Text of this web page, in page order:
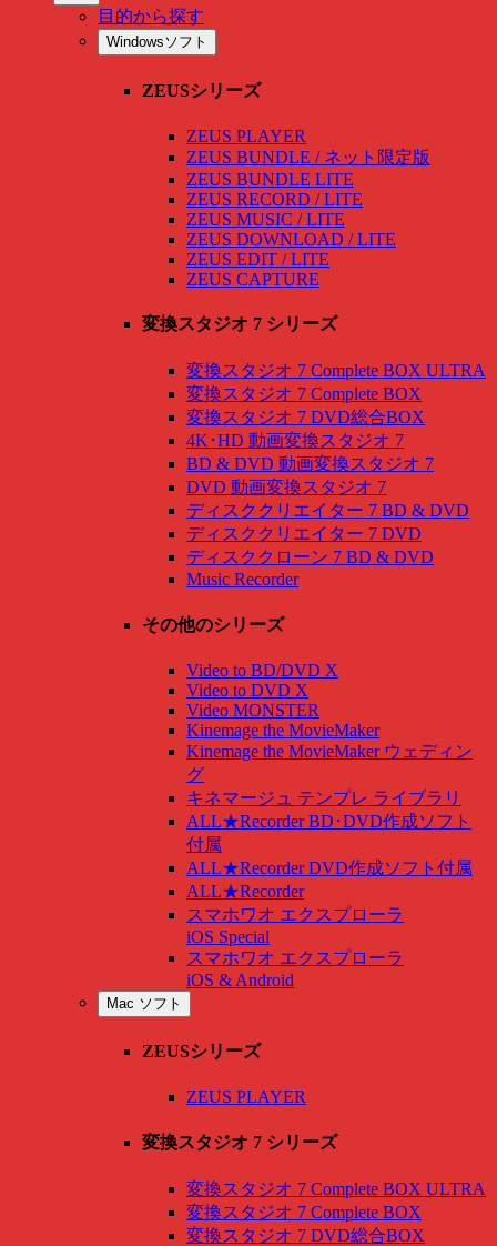
目的から探す
Windowsソフト
ZEUSシリーズ
ZEUS PLAYER
ZEUS BUNDLE / ネット限定版
ZEUS BUNDLE LITE
ZEUS RECORD / LITE
ZEUS MUSIC / LITE
ZEUS DOWNLOAD / LITE
ZEUS EDIT / LITE
ZEUS CAPTURE
変換スタジオ 7 シリーズ
変換スタジオ 7 Complete BOX ULTRA
変換スタジオ 7 Complete BOX
変換スタジオ 7 DVD総合BOX
4K･HD 動画変換スタジオ 7
BD & DVD 動画変換スタジオ 7
DVD 動画変換スタジオ 7
ディスククリエイター 7 BD & DVD
ディスククリエイター 7 DVD
ディスククローン 7 BD & DVD
Music Recorder
その他のシリーズ
Video to BD/DVD X
Video to DVD X
Video MONSTER
Kinemage the MovieMaker
Kinemage the MovieMaker ウェディン
グ
キネマージュ テンプレ ライブラリ
ALL★Recorder BD･DVD作成ソフト
付属
ALL★Recorder DVD作成ソフト付属
ALL★Recorder
スマホワオ エクスプローラ
iOS Special
スマホワオ エクスプローラ
iOS & Android
Mac ソフト
ZEUSシリーズ
ZEUS PLAYER
変換スタジオ 7 シリーズ
変換スタジオ 7 Complete BOX ULTRA
変換スタジオ 7 Complete BOX
変換スタジオ 7 DVD総合BOX